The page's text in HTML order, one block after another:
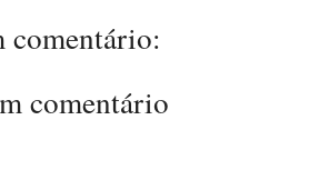
comentário:
comentário